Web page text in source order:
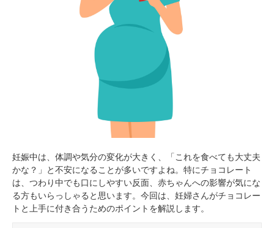
妊娠中は、体調や気分の変化が大きく、「これを食べても大丈夫
かな？」と不安になることが多いですよね。特にチョコレート
は、つわり中でも口にしやすい反面、赤ちゃんへの影響が気にな
る方もいらっしゃると思います。今回は、妊婦さんがチョコレー
トと上手に付き合うためのポイントを解説します。